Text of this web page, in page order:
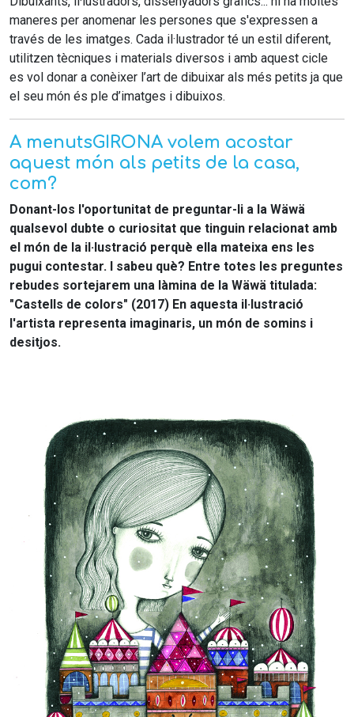
maneres per anomenar les persones que s'expressen a
través de les imatges. Cada il·lustrador té un estil diferent,
utilitzen tècniques i materials diversos i amb aquest cicle
es vol donar a conèixer l’art de dibuixar als més petits ja que
el seu món és ple d’imatges i dibuixos.
A menutsGIRONA volem acostar
aquest món als petits de la casa,
com?
Donant-los l'oportunitat de preguntar-li a la Wäwä
qualsevol dubte o curiositat que tinguin relacionat amb
el món de la il·lustració perquè ella mateixa ens les
pugui contestar. I sabeu què? Entre totes les preguntes
rebudes sortejarem una làmina de la Wäwä titulada:
"Castells de colors" (2017) En aquesta il·lustració
l'artista representa imaginaris, un món de somins i
desitjos.